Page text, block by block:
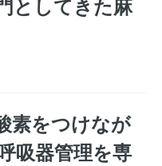
としてきた麻
素をつけなが
吸器管理を専